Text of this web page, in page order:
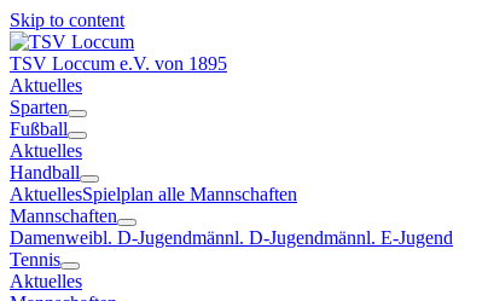
Skip to content
TSV Loccum e.V. von 1895
Aktuelles
Sparten
Fußball
Aktuelles
Handball
AktuellesSpielplan alle Mannschaften
Mannschaften
Damenweibl. D-Jugendmännl. D-Jugendmännl. E-Jugend
Tennis
Aktuelles